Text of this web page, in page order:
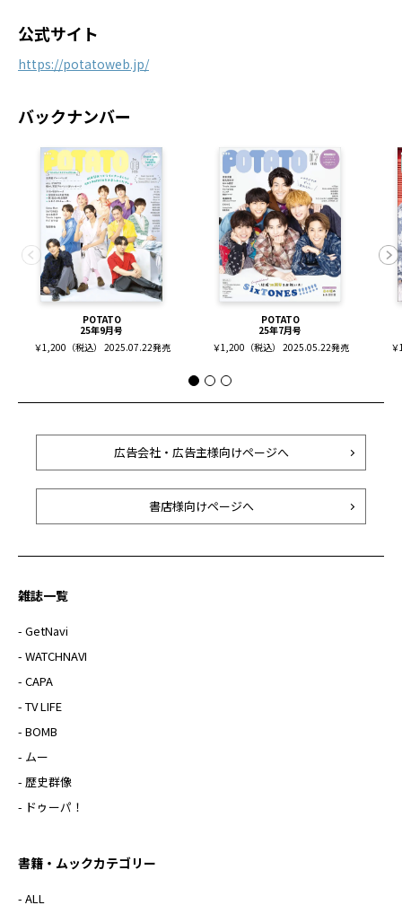
公式サイト
https://potatoweb.jp/
バックナンバー
POTATO
25年9月号
￥1,200（税込） 2025.07.22発売
POTATO
25年7月号
￥1,200（税込） 2025.05.22発売
広告会社・広告主様向けページへ
書店様向けページへ
雑誌一覧
- GetNavi
- WATCHNAVI
- CAPA
- TV LIFE
- BOMB
- ムー
- 歴史群像
- ドゥーパ！
書籍・ムックカテゴリー
- ALL